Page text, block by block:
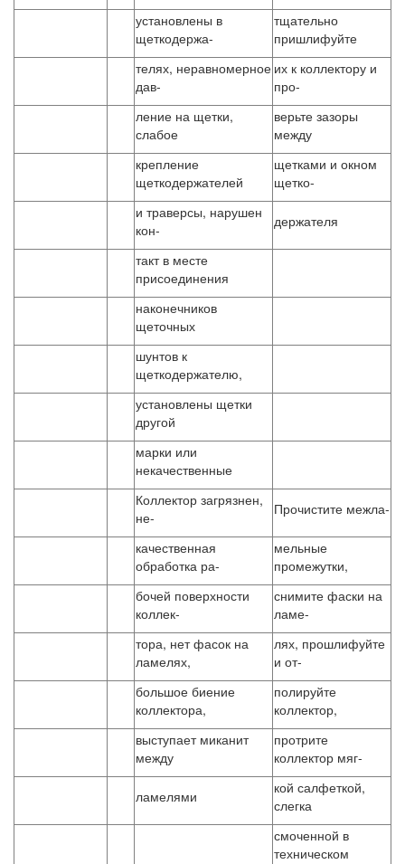
установлены в
щеткодержа-
тщательно
пришлифуйте
телях, неравномерное
дав-
их к коллектору и
про-
ление на щетки,
слабое
верьте зазоры
между
крепление
щеткодержателей
щетками и окном
щетко-
и траверсы, нарушен
кон-
держателя
такт в месте
присоединения
наконечников
щеточных
шунтов к
щеткодержателю,
установлены щетки
другой
марки или
некачественные
Коллектор загрязнен,
не-
Прочистите межла-
качественная
обработка ра-
мельные
промежутки,
бочей поверхности
коллек-
снимите фаски на
ламе-
тора, нет фасок на
ламелях,
лях, прошлифуйте
и от-
большое биение
коллектора,
полируйте
коллектор,
выступает миканит
между
протрите
коллектор мяг-
ламелями
кой салфеткой,
слегка
смоченной в
техническом